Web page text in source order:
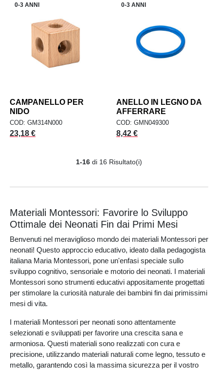
0-3 ANNI
CAMPANELLO PER
NIDO
COD: GM314N000
Prezzo
23,18 €
0-3 ANNI
ANELLO IN LEGNO DA
AFFERRARE
COD: GMN049300
Prezzo
8,42 €
1-16 di 16 Risultato(i)
Materiali Montessori: Favorire lo Sviluppo
Ottimale dei Neonati Fin dai Primi Mesi
Benvenuti nel meraviglioso mondo dei materiali Montessori per
neonati! Questo approccio educativo, ideato dalla pedagogista
italiana Maria Montessori, pone un'enfasi speciale sullo
sviluppo cognitivo, sensoriale e motorio dei neonati. I materiali
Montessori sono strumenti educativi appositamente progettati
per stimolare la curiosità naturale dei bambini fin dai primissimi
mesi di vita.
I materiali Montessori per neonati sono attentamente
selezionati e sviluppati per favorire una crescita sana e
armoniosa. Questi materiali sono realizzati con cura e
precisione, utilizzando materiali naturali come legno, tessuto e
metallo, garantendo così la massima sicurezza per il vostro